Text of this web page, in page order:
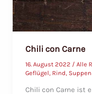
Chili con Carne
16. August 2022 / Alle
Geflügel, Rind,
Chili con Carne ist